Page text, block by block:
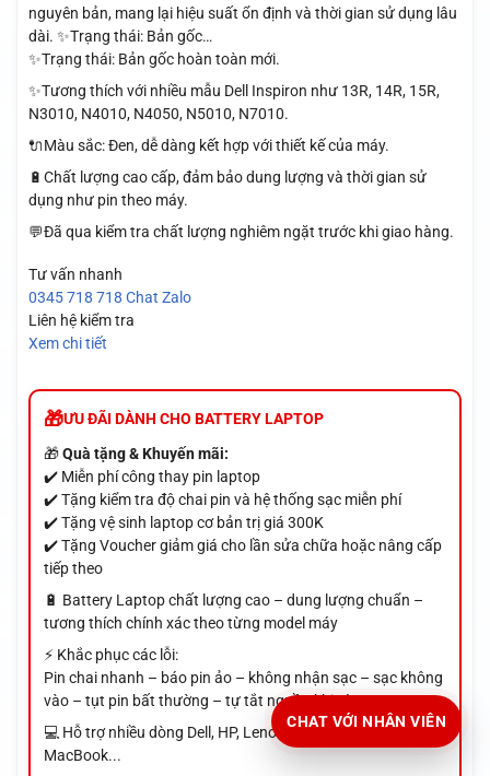
nguyên bản, mang lại hiệu suất ổn định và thời gian sử dụng lâu
dài. ✨Trạng thái: Bản gốc…
✨Trạng thái: Bản gốc hoàn toàn mới.
✨Tương thích với nhiều mẫu Dell Inspiron như 13R, 14R, 15R,
N3010, N4010, N4050, N5010, N7010.
🔌Màu sắc: Đen, dễ dàng kết hợp với thiết kế của máy.
🔋Chất lượng cao cấp, đảm bảo dung lượng và thời gian sử
dụng như pin theo máy.
💬Đã qua kiểm tra chất lượng nghiêm ngặt trước khi giao hàng.
Tư vấn nhanh
0345 718 718 Chat Zalo
Liên hệ kiểm tra
Xem chi tiết
ƯU ĐÃI DÀNH CHO BATTERY LAPTOP
🎁Quà tặng & Khuyến mãi:
✔️ Miễn phí công thay pin laptop
✔️ Tặng kiểm tra độ chai pin và hệ thống sạc miễn phí
✔️ Tặng vệ sinh laptop cơ bản trị giá 300K
✔️ Tặng Voucher giảm giá cho lần sửa chữa hoặc nâng cấp
tiếp theo
🔋 Battery Laptop chất lượng cao – dung lượng chuẩn –
tương thích chính xác theo từng model máy
⚡ Khắc phục các lỗi:
Pin chai nhanh – báo pin ảo – không nhận sạc – sạc không
vào – tụt pin bất thường – tự tắt nguồn khi rút sạc...
💻 Hỗ trợ nhiều dòng Dell, HP, Lenovo, Asus, Acer, MSI,
MacBook...
CHAT VỚI NHÂN VIÊN